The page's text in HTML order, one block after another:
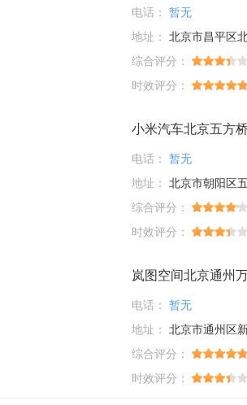
电话： 暂无
地址： 北京市昌平区
综合评分：
时效评分：
小米汽车北京五方
电话： 暂无
地址： 北京市朝阳区五方天雅汽车
综合评分：
时效评分：
岚图空间北京通州
电话： 暂无
地址： 北京市通州区
综合评分：
时效评分：